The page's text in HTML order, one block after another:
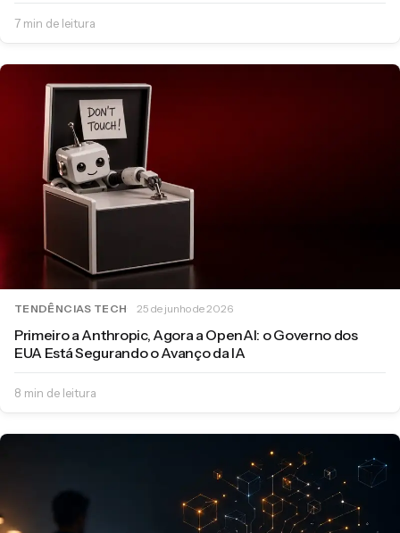
7 min de leitura
TENDÊNCIAS TECH 25 de junho de 2026
Primeiro a Anthropic, Agora a OpenAI: o Governo dos
EUA Está Segurando o Avanço da IA
8 min de leitura